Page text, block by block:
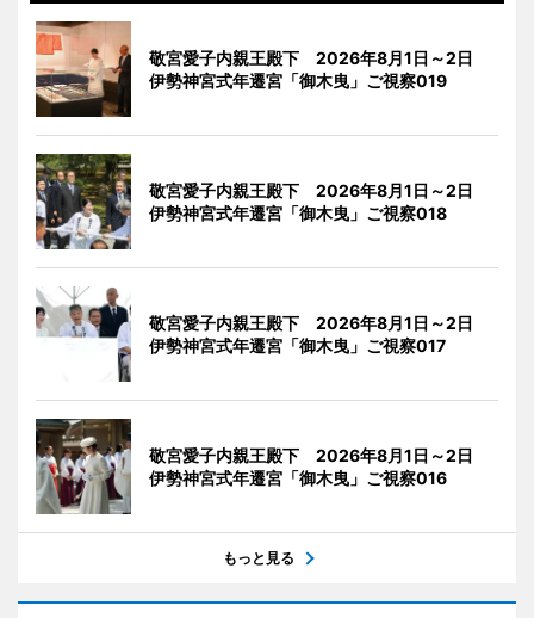
敬宮愛子内親王殿下 2026年8月1日～2日
伊勢神宮式年遷宮「御木曳」ご視察019
敬宮愛子内親王殿下 2026年8月1日～2日
伊勢神宮式年遷宮「御木曳」ご視察018
敬宮愛子内親王殿下 2026年8月1日～2日
伊勢神宮式年遷宮「御木曳」ご視察017
敬宮愛子内親王殿下 2026年8月1日～2日
伊勢神宮式年遷宮「御木曳」ご視察016
もっと見る